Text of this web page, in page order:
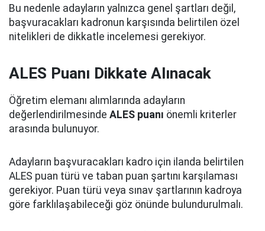
Bu nedenle adayların yalnızca genel şartları değil,
başvuracakları kadronun karşısında belirtilen özel
nitelikleri de dikkatle incelemesi gerekiyor.
ALES Puanı Dikkate Alınacak
Öğretim elemanı alımlarında adayların
değerlendirilmesinde ALES puanı önemli kriterler
arasında bulunuyor.
Adayların başvuracakları kadro için ilanda belirtilen
ALES puan türü ve taban puan şartını karşılaması
gerekiyor. Puan türü veya sınav şartlarının kadroya
göre farklılaşabileceği göz önünde bulundurulmalı.